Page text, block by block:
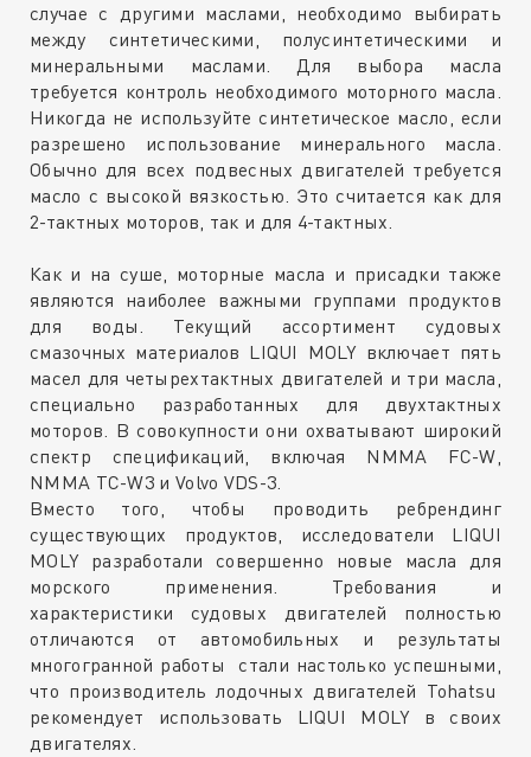
случае с другими маслами, необходимо выбирать
между синтетическими, полусинтетическими и
минеральными маслами. Для выбора масла
требуется контроль необходимого моторного масла.
Никогда не используйте синтетическое масло, если
разрешено использование минерального масла.
Обычно для всех подвесных двигателей требуется
масло с высокой вязкостью. Это считается как для
2-тактных моторов, так и для 4-тактных.
Как и на суше, моторные масла и присадки также
являются наиболее важными группами продуктов
для воды. Текущий ассортимент судовых
смазочных материалов LIQUI MOLY включает пять
масел для четырехтактных двигателей и три масла,
специально разработанных для двухтактных
моторов. В совокупности они охватывают широкий
спектр спецификаций, включая NMMA FC-W,
NMMA TC-W3 и Volvo VDS-3.
Вместо того, чтобы проводить ребрендинг
существующих продуктов, исследователи LIQUI
MOLY разработали совершенно новые масла для
морского применения. Требования и
характеристики судовых двигателей полностью
отличаются от автомобильных и результаты
многогранной работы стали настолько успешными,
что производитель лодочных двигателей Tohatsu
рекомендует использовать LIQUI MOLY в своих
двигателях.